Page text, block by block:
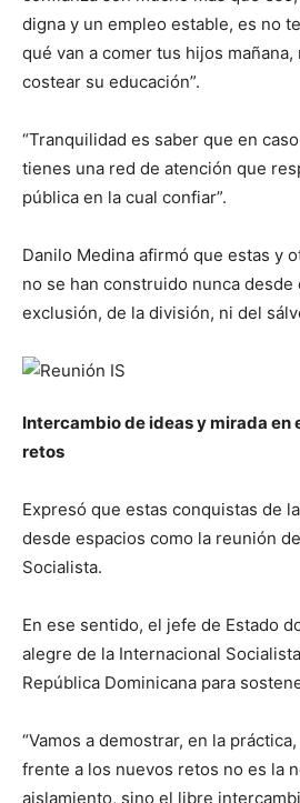
digna y un empleo estable, es no
qué van a comer tus hijos
costear su educación”.
“Tranquilidad es saber que en
tienes una red de atención que
pública en la cual confiar”.
Danilo Medina afirmó que estas y
no se han construido nunca
exclusión, de la división, ni del
Intercambio de ideas y mirada
retos
Expresó que estas conquistas de
desde espacios como la reunión
Socialista.
En ese sentido, el jefe de Estado
alegre de la Internacional
República Dominicana para
“Vamos a demostrar, en la
frente a los nuevos retos no es la
aislamiento, sino el libre